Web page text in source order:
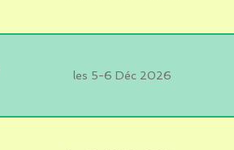
les 5-6 Déc 2026